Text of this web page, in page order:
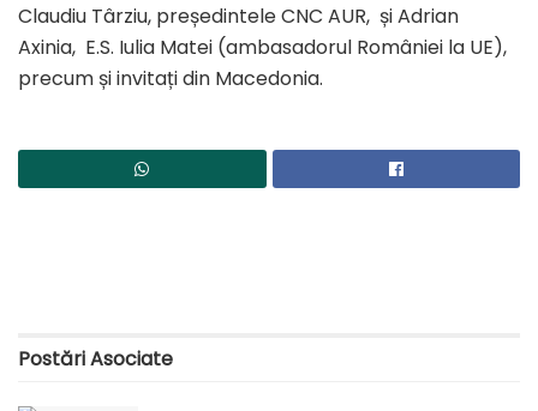
Claudiu Târziu, președintele CNC AUR, și Adrian
Axinia, E.S. Iulia Matei (ambasadorul României la UE),
precum și invitați din Macedonia.
PostăriAsociate